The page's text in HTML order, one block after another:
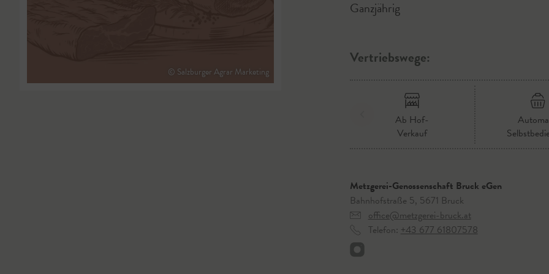
© Salzburger Agrar Marketing
Ganzjährig
Vertriebswege:
Ab Hof-
Verkauf
Metzgerei-Genossenschaft Bruck eGen
Bahnhofstraße 5, 5671 Bruck
office@metzgerei-bruck.at
Telefon: +43 677 61807578